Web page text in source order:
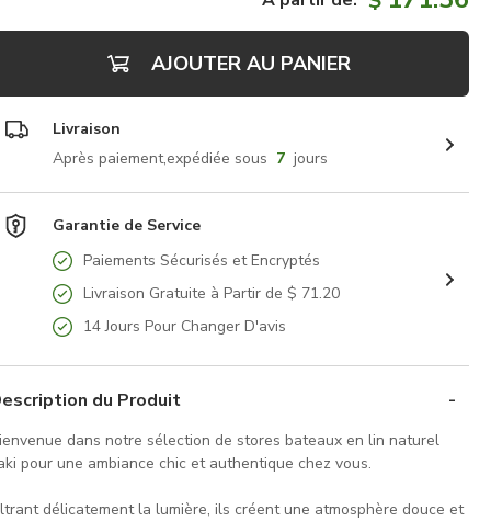
AJOUTER AU PANIER
Livraison
Après paiement,expédiée sous 7 jours
Garantie de Service
Paiements Sécurisés et Encryptés
Livraison Gratuite à Partir de $ 71.20
14 Jours Pour Changer D'avis
du Produit
dans notre sélection de stores bateaux en lin naturel
pour une ambiance chic et authentique chez vous.
délicatement la lumière, ils créent une atmosphère douce et